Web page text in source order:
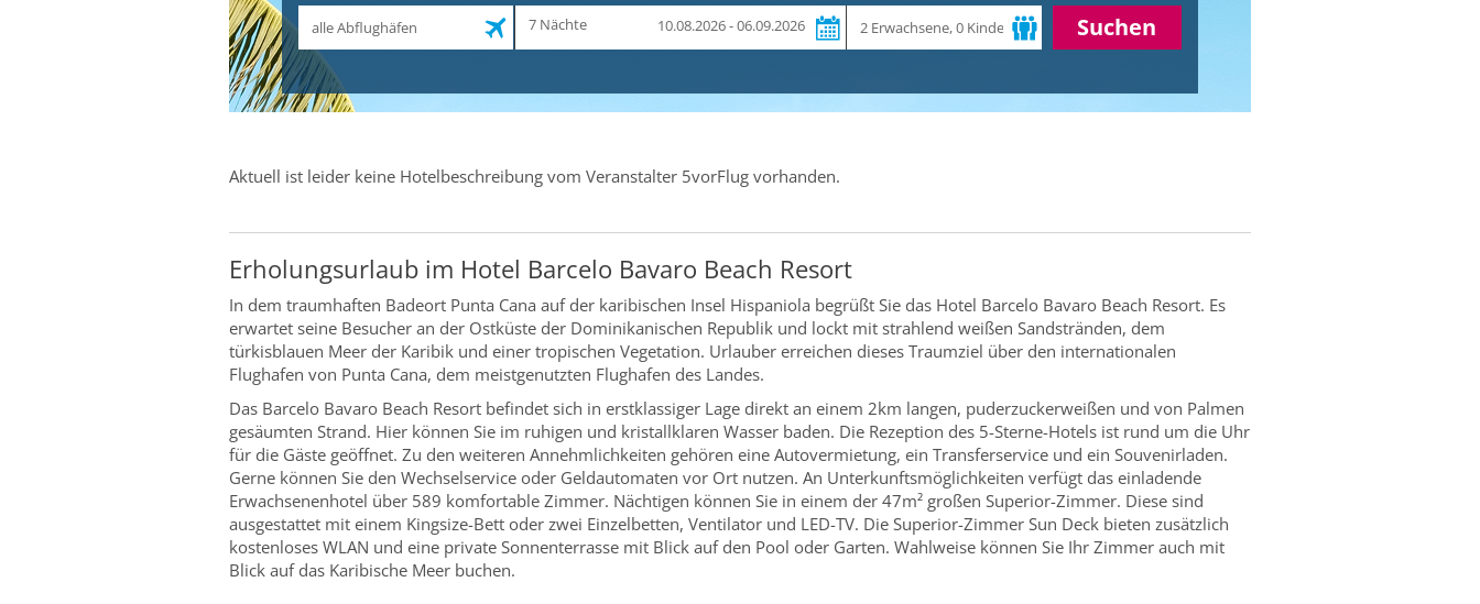
Zeitraum
7 Nächte 10.08.2026 - 06.09.2026 Suchen
Aktuell ist leider keine Hotelbeschreibung vom Veranstalter 5vorFlug vorhanden.
Erholungsurlaub im Hotel Barcelo Bavaro Beach Resort
In dem traumhaften Badeort Punta Cana auf der karibischen Insel Hispaniola begrüßt Sie das Hotel Barcelo Bavaro Beach Resort. Es
erwartet seine Besucher an der Ostküste der Dominikanischen Republik und lockt mit strahlend weißen Sandstränden, dem
türkisblauen Meer der Karibik und einer tropischen Vegetation. Urlauber erreichen dieses Traumziel über den internationalen
Flughafen von Punta Cana, dem meistgenutzten Flughafen des Landes.
Das Barcelo Bavaro Beach Resort befindet sich in erstklassiger Lage direkt an einem 2km langen, puderzuckerweißen und von Palmen
gesäumten Strand. Hier können Sie im ruhigen und kristallklaren Wasser baden. Die Rezeption des 5-Sterne-Hotels ist rund um die Uhr
für die Gäste geöffnet. Zu den weiteren Annehmlichkeiten gehören eine Autovermietung, ein Transferservice und ein Souvenirladen.
Gerne können Sie den Wechselservice oder Geldautomaten vor Ort nutzen. An Unterkunftsmöglichkeiten verfügt das einladende
Erwachsenenhotel über 589 komfortable Zimmer. Nächtigen können Sie in einem der 47m² großen Superior-Zimmer. Diese sind
ausgestattet mit einem Kingsize-Bett oder zwei Einzelbetten, Ventilator und LED-TV. Die Superior-Zimmer Sun Deck bieten zusätzlich
kostenloses WLAN und eine private Sonnenterrasse mit Blick auf den Pool oder Garten. Wahlweise können Sie Ihr Zimmer auch mit
Blick auf das Karibische Meer buchen.